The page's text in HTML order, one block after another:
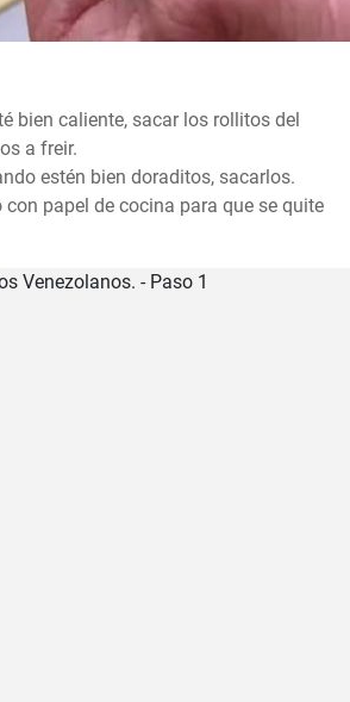
bien caliente, sacar los rollitos del
a freir.
estén bien doraditos, sacarlos.
papel de cocina para que se quite